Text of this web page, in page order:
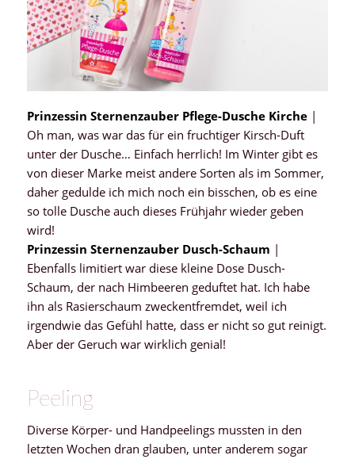
Prinzessin Sternenzauber Pflege-Dusche Kirche|
Oh man, was war das für ein fruchtiger Kirsch-Duft
unter der Dusche… Einfach herrlich! Im Winter gibt es
von dieser Marke meist andere Sorten als im Sommer,
daher gedulde ich mich noch ein bisschen, ob es eine
so tolle Dusche auch dieses Frühjahr wieder geben
wird!
Prinzessin Sternenzauber Dusch-Schaum |
Ebenfalls limitiert war diese kleine Dose Dusch-
Schaum, der nach Himbeeren geduftet hat. Ich habe
ihn als Rasierschaum zweckentfremdet, weil ich
irgendwie das Gefühl hatte, dass er nicht so gut reinigt.
Aber der Geruch war wirklich genial!
Peeling
Diverse Körper- und Handpeelings mussten in den
letzten Wochen dran glauben, unter anderem sogar